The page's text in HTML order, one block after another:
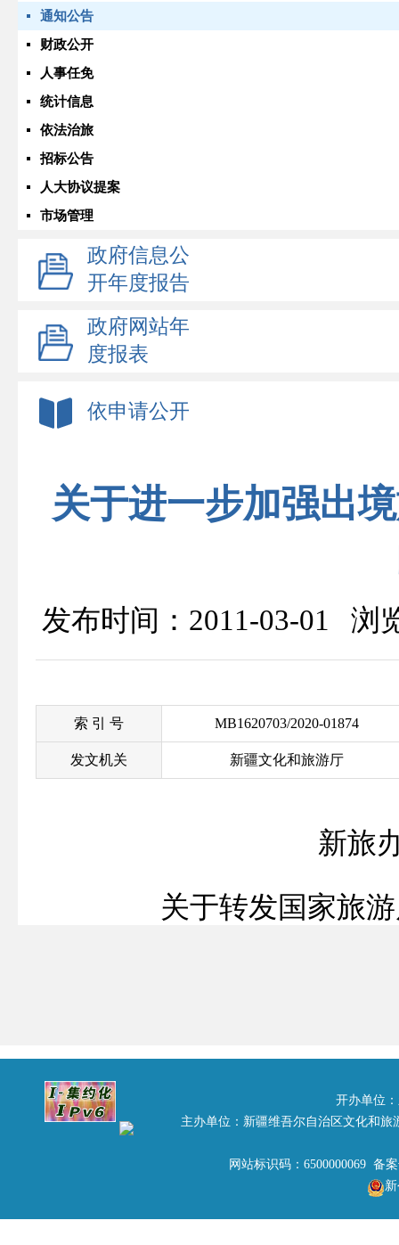
通知公告
财政公开
人事任免
统计信息
依法治旅
招标公告
人大协议提案
市场管理
政府信息公
开年度报告
政府网站年
度报表
依申请公开
关于进一步加强出
发布时间：2011-03-01 浏
索 引 号 MB1620703/2020-01874
发文机关 新疆文化和旅游厅
新旅
关于转发国家旅
的通知》（旅办发[2010]
序，促进旅游业的健康发
高度重视，严防类似事件
学习贯彻，抓好各项工作
二○一一年二月二十八日
开办单位
主办单位：新疆维吾尔自治区文化和
网站标识码：6500000069 备